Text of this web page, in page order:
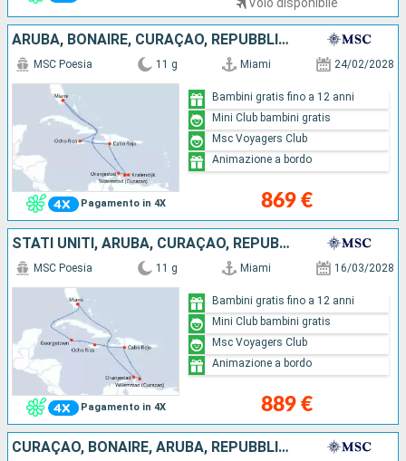
Volo disponibile
ARUBA, BONAIRE, CURAÇAO, REPUBBLICA DOMINICANA, GIAMAICA, STATI UNITI
Pagamento in 4X
MSC Poesia 11 g Miami 24/02/2028
869 €
Bambini gratis fino a 12 anni
Mini Club bambini gratis
Msc Voyagers Club
Animazione a bordo
STATI UNITI, ARUBA, CURAÇAO, REPUBBLICA DOMINICANA, GIAMAICA, ISOLE CAYMAN
Pagamento in 4X
MSC Poesia 11 g Miami 16/03/2028
889 €
Bambini gratis fino a 12 anni
Mini Club bambini gratis
Msc Voyagers Club
Animazione a bordo
CURAÇAO, BONAIRE, ARUBA, REPUBBLICA DOMINICANA, GIAMAICA, STATI UNITI